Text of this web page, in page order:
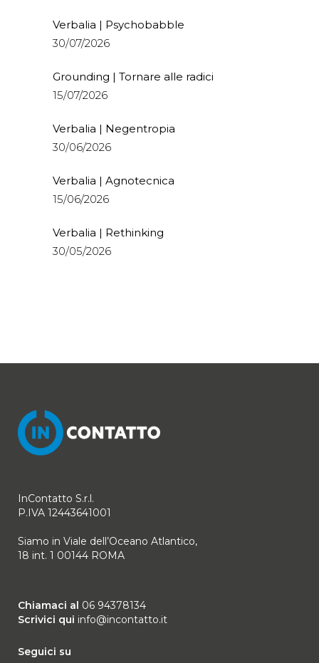
Verbalia | Psychobabble
30/07/2026
Grounding | Tornare alle radici
15/07/2026
Verbalia | Negentropia
30/06/2026
Verbalia | Agnotecnica
15/06/2026
Verbalia | Rethinking
30/05/2026
InContatto S.r.l.
P.IVA 12443641001
Siamo in Viale dell’Oceano Atlantico,
18 int. 1 00144 ROMA
Chiamaci al 06 94378134
Scrivici qui info@incontatto.it
Seguici su